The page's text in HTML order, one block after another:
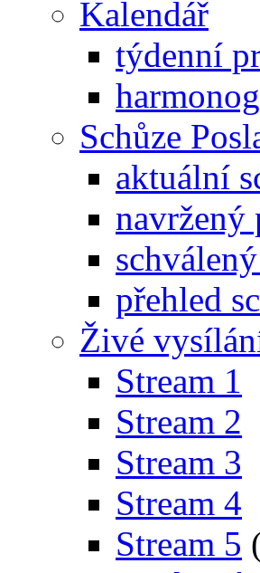
Kalendář
týdenní
Schůze
aktuální
navržený
přehled
Živé
Stream 1
Stream 2
Stream 3
Stream 4
Stream 5